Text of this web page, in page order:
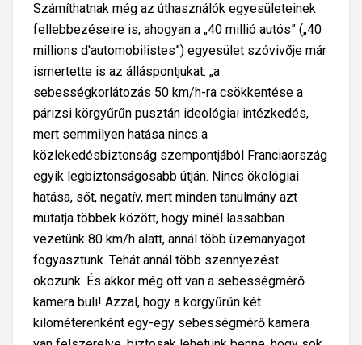
z
i
g
o
r
ú
n
Számíthatnak még az úthasználók egyesületeinek
fellebbezéseire is, ahogyan a „40 millió autós” („40
millions d'automobilistes”) egyesület szóvivője már
ismertette is az álláspontjukat: „a
sebességkorlátozás 50 km/h-ra csökkentése a
párizsi körgyűrűn pusztán ideológiai intézkedés,
mert semmilyen hatása nincs a
közlekedésbiztonság szempontjából Franciaország
egyik legbiztonságosabb útján. Nincs ökológiai
hatása, sőt, negatív, mert minden tanulmány azt
mutatja többek között, hogy minél lassabban
vezetünk 80 km/h alatt, annál több üzemanyagot
fogyasztunk. Tehát annál több szennyezést
okozunk. És akkor még ott van a sebességmérő
kamera buli! Azzal, hogy a körgyűrűn két
kilométerenként egy-egy sebességmérő kamera